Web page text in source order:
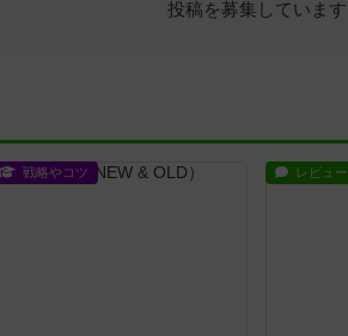
投稿を募集しています
戦略やコツ レビュー